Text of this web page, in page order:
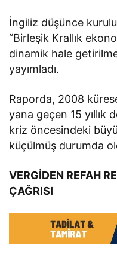
İngiliz düşünce
“Birleşik Krallık
dinamik hale
yayımladı.
Raporda, 2008
yana geçen 15 yıllık
kriz öncesindeki
küçülmüş durumda
VERGİDEN REFAH
ÇAĞRISI